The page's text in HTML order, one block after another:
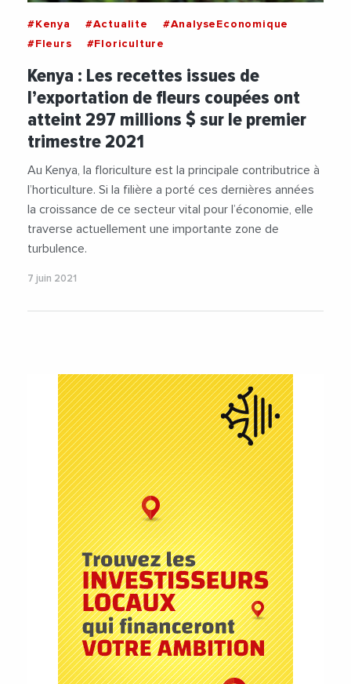
#Kenya #Actualite
#AnalyseEconomique
#Fleurs
#Floriculture
Kenya : Les recettes issues de
l’exportation de fleurs coupées ont
atteint 297 millions $ sur le premier
trimestre 2021
Au Kenya, la floriculture est la principale contributrice à
l’horticulture. Si la filière a porté ces dernières années
la croissance de ce secteur vital pour l’économie, elle
traverse actuellement une importante zone de
turbulence.
7 juin 2021